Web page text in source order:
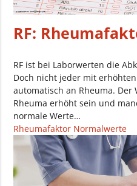
RF:
RF ist bei Laborwerten die
Doch nicht jeder mit
automatisch an Rheuma. Der
Rheuma erhöht sein und
normale Werte…
Rheumafaktor Normalwerte